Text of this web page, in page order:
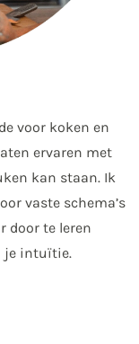
voor koken en
ervaren met
kan staan. Ik
vaste schema’s
door te leren
je intuïtie.